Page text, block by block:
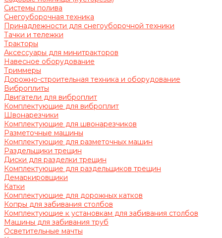
Системы полива
Снегоуборочная техника
Принадлежности для снегоуборочной техники
Тачки и тележки
Тракторы
Аксессуары для минитракторов
Навесное оборудование
Триммеры
Дорожно-строительная техника и оборудование
Виброплиты
Двигатели для виброплит
Комплектующие для виброплит
Швонарезчики
Комплектующие для швонарезчиков
Разметочные машины
Комплектующие для разметочных машин
Раздельщики трещин
Диски для разделки трещин
Комплектующие для раздельщиков трещин
Демаркировщики
Катки
Комплектующие для дорожных катков
Копры для забивания столбов
Комплектующие к установкам для забивания столбов
Машины для забивания труб
Осветительные мачты